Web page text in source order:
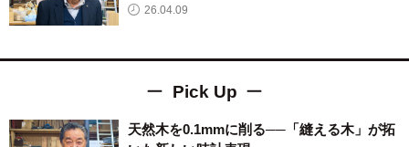
26.04.09
Pick Up
天然木を0.1mmに削る──「縫える木」が拓